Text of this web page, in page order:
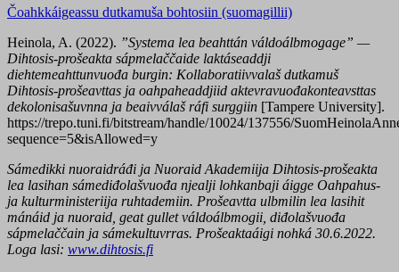
Čoahkkáigeassu dutkamuša bohtosiin (suomagillii)
Heinola, A. (2022). ”Systema lea beahttán váldoálbmogage” —
Dihtosis-prošeakta sápmelaččaide laktáseaddji
diehtemeahttunvuođa burgin: Kollaboratiivvalaš dutkamuš
Dihtosis-prošeavttas ja oahpaheaddjiid aktevravuođakonteavsttas
dekolonisašuvnna ja beaivválaš ráfi surggiin [Tampere University].
https://trepo.tuni.fi/bitstream/handle/10024/137556/
sequence=5&isAllowed=y
Sámedikki nuoraidráđi ja Nuoraid Akademiija Dihtosis-prošeakta
lea lasihan sámediđolašvuođa njealji lohkanbaji áigge Oahpahus-
ja kulturministeriija ruhtademiin. Prošeavtta ulbmilin lea lasihit
mánáid ja nuoraid, geat gullet váldoálbmogii, diđolašvuođa
sápmelaččain ja sámekultuvrras. Prošeaktaáigi nohká 30.6.2022.
Loga lasi: www.dihtosis.fi